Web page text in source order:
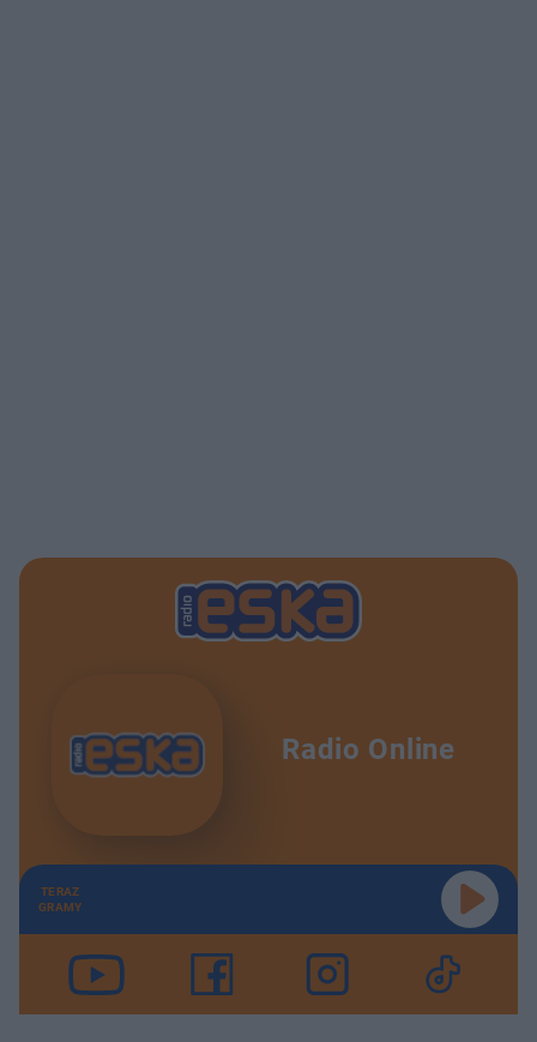
Radio Online
TERAZ
GRAMY